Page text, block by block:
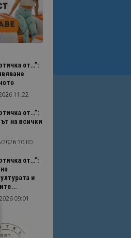
от…”:
11:22
от…”:
на всички
2026 10:00
от…”:
и
09:01